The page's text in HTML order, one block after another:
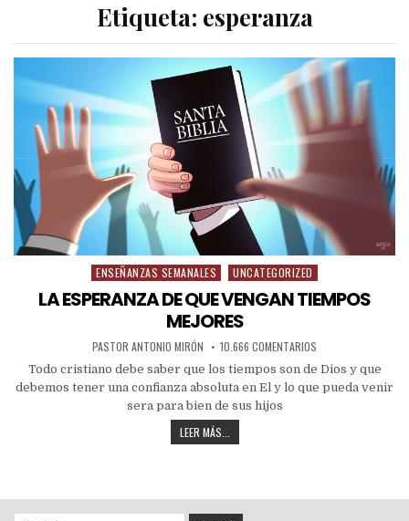
Etiqueta: esperanza
ENSEÑANZAS SEMANALES UNCATEGORIZED
LA ESPERANZA DE QUE VENGAN TIEMPOS
MEJORES
PASTOR ANTONIO MIRÓN 10.666 COMENTARIOS
Todo cristiano debe saber que los tiempos son de Dios y que
debemos tener una confianza absoluta en El y lo que pueda venir
sera para bien de sus hijos
LEER MÁS...